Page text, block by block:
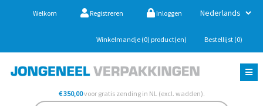
Welkom Registreren Inloggen
Winkelmandje (0) product(en) Bestellijst (0)
€ 350,00voor gratis zending in NL (excl. wadden).